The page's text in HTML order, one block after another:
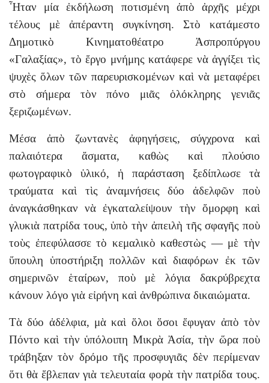
Ἦταν μία ἐκδήλωση ποτισμένη ἀπὸ ἀρχῆς μέχρι
τέλους μὲ ἀπέραντη συγκίνηση. Στὸ κατάμεστο
Δημοτικὸ Κινηματοθέατρο Ἀσπροπύργου
«Γαλαξίας», τὸ ἔργο μνήμης κατάφερε νὰ ἀγγίξει τὶς
ψυχὲς ὅλων τῶν παρευρισκομένων καὶ νὰ μεταφέρει
στὸ σήμερα τὸν πόνο μιᾶς ὁλόκληρης γενιᾶς
ξεριζωμένων.
Μέσα ἀπὸ ζωντανὲς ἀφηγήσεις, σύγχρονα καὶ
παλαιότερα ἄσματα, καθὼς καὶ πλούσιο
φωτογραφικὸ ὑλικό, ἡ παράσταση ξεδίπλωσε τὰ
τραύματα καὶ τὶς ἀναμνήσεις δύο ἀδελφῶν ποὺ
ἀναγκάσθηκαν νὰ ἐγκαταλείψουν τὴν ὄμορφη καὶ
γλυκιὰ πατρίδα τους, ὑπὸ τὴν ἀπειλὴ τῆς σφαγῆς ποὺ
τοὺς ἐπεφύλασσε τὸ κεμαλικὸ καθεστὼς — μὲ τὴν
ὕπουλη ὑποστήριξη πολλῶν καὶ διαφόρων ἐκ τῶν
σημερινῶν ἑταίρων, ποὺ μὲ λόγια δακρύβρεχτα
κάνουν λόγο γιὰ εἰρήνη καὶ ἀνθρώπινα δικαιώματα.
Τὰ δύο ἀδέλφια, μὰ καὶ ὅλοι ὅσοι ἔφυγαν ἀπὸ τὸν
Πόντο καὶ τὴν ὑπόλοιπη Μικρὰ Ἀσία, τὴν ὥρα ποὺ
τράβηξαν τὸν δρόμο τῆς προσφυγιᾶς δὲν περίμεναν
ὅτι θὰ ἔβλεπαν γιὰ τελευταία φορὰ τὴν πατρίδα τους.